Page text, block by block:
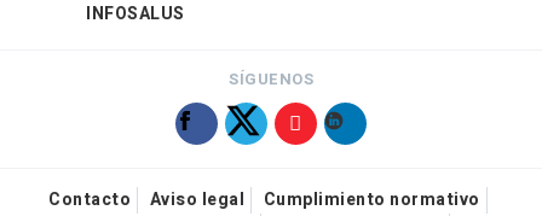
INFOSALUS
SÍGUENOS
Contacto Aviso legal
Cumplimiento normativo